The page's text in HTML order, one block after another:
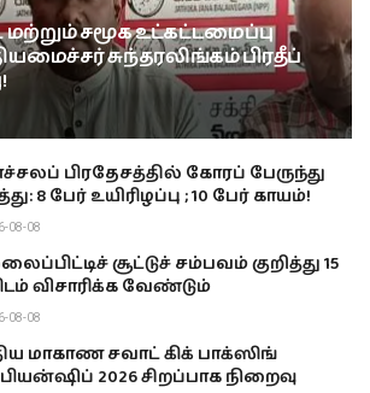
சமூக உட்கட்டமைப்பு
சுந்தரலிங்கம் பிரதீப்
பிரதேசத்தில் கோரப் பேருந்து
8 பேர் உயிரிழப்பு ; 10 பேர் காயம்!
08-08
சூட்டுச் சம்பவம் குறித்து 15
விசாரிக்க வேண்டும்
08-08
மாகாண சவாட் கிக் பாக்ஸிங்
2026 சிறப்பாக நிறைவு